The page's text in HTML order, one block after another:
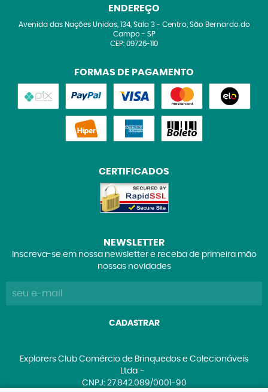
ENDEREÇO
Avenida das Nações Unidas, 134, Sala 3- Centro, São Bernardo do
Campo- SP
CEP: 09726-110
FORMAS DE PAGAMENTO
CERTIFICADOS
NEWSLETTER
Inscreva-se em nossa newsletter e receba de primeira mão
nossas novidades
CADASTRAR
Explorers Club Comércio de Brinquedos e Colecionáveis
Ltda
CNPJ: 27.842.089/0001-90